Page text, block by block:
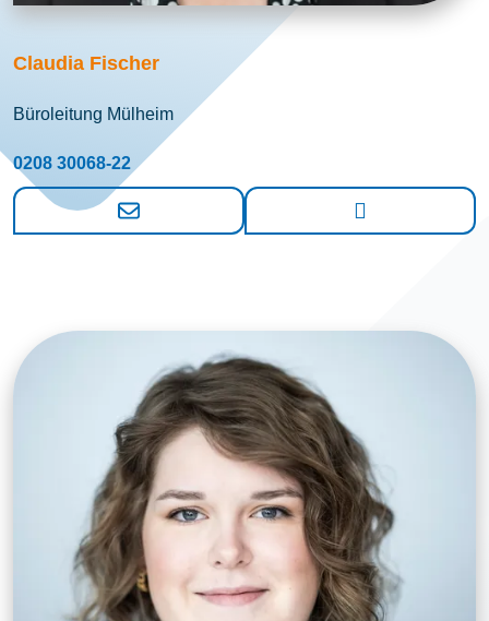
Claudia Fischer
Büroleitung Mülheim
0208 30068-22